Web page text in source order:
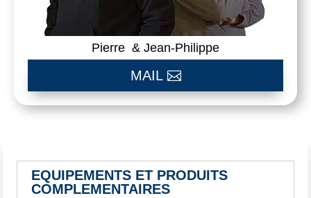
Pierre & Jean-Philippe
MAIL
EQUIPEMENTS ET PRODUITS
COMPLEMENTAIRES